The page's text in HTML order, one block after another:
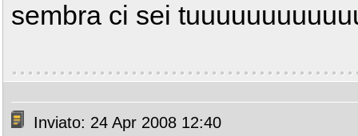
sembra ci sei
Inviato: 24 Apr 2008 12:40